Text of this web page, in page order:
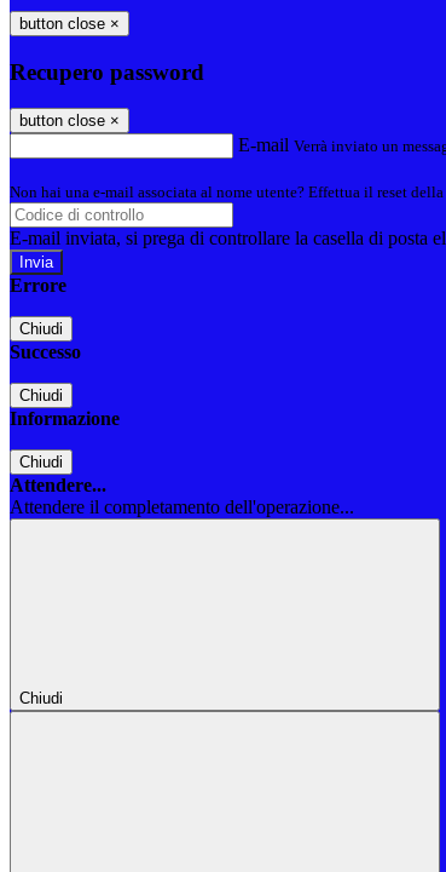
button close ×
Recupero password
button close ×
E-mail Verrà inviato un
Non hai una e-mail associata al nome utente? Effettua il reset
E-mail inviata, si prega di controllare la casella di posta
Errore
Chiudi
Successo
Chiudi
Informazione
Chiudi
Attendere...
Attendere il completamento dell'operazione...
Chiudi